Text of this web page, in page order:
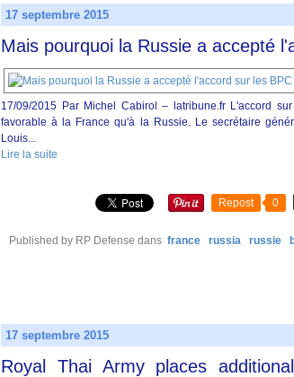
17 septembre 2015
Mais pourquoi la Russie a accepté
17/09/2015 Par Michel Cabirol – latribune.fr L'accord
favorable à la France qu'à la Russie. Le secrétaire
Louis...
Lire la suite
Repost 0
Published by RP Defense dans france russia russie
17 septembre 2015
Royal Thai Army places